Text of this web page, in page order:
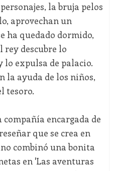
la bruja pelos
aprovechan un
ha quedado dormido,
rey descubre lo
lo expulsa de palacio.
la ayuda de los niños,
tesoro.
compañía encargada de
que se crea en
combinó una bonita
en 'Las aventuras